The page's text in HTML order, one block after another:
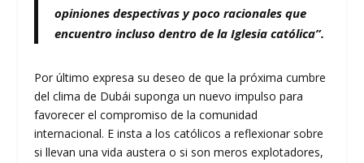
opiniones despectivas y poco racionales que
encuentro incluso dentro de la Iglesia católica”.
Por último expresa su deseo de que la próxima cumbre
del clima de Dubái suponga un nuevo impulso para
favorecer el compromiso de la comunidad
internacional. E insta a los católicos a reflexionar sobre
si llevan una vida austera o si son meros explotadores,